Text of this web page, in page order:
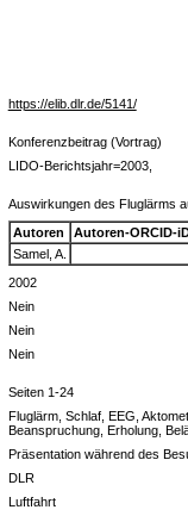
https://elib.dlr.de/5141/
Konferenzbeitrag (Vortrag)
LIDO-Berichtsjahr=2003,
Auswirkungen des Fluglärms
Autoren
Autoren-ORCID-
Samel, A.
2002
Nein
Nein
Nein
Seiten 1-24
Fluglärm, Schlaf, EEG,
Beanspruchung, Erholung,
Präsentation während des
DLR
Luftfahrt